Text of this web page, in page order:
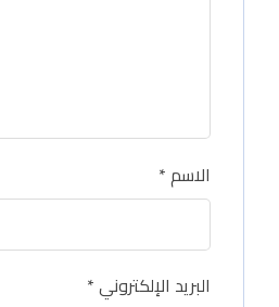
الاسم*
البريد الإلكتروني*